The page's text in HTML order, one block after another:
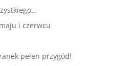
i czerwcu
pełen przygód!